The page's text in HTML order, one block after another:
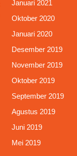
Januari 2021
Oktober 2020
Januari 2020
Desember 2019
November 2019
Oktober 2019
September 2019
Agustus 2019
Juni 2019
Mei 2019